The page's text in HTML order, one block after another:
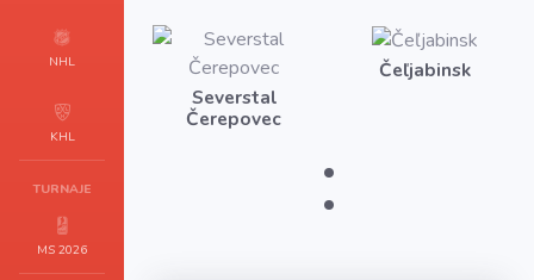
NHL
KHL
TURNAJE
MS 2026
Severstal
Čerepovec
:
Čeľjabinsk